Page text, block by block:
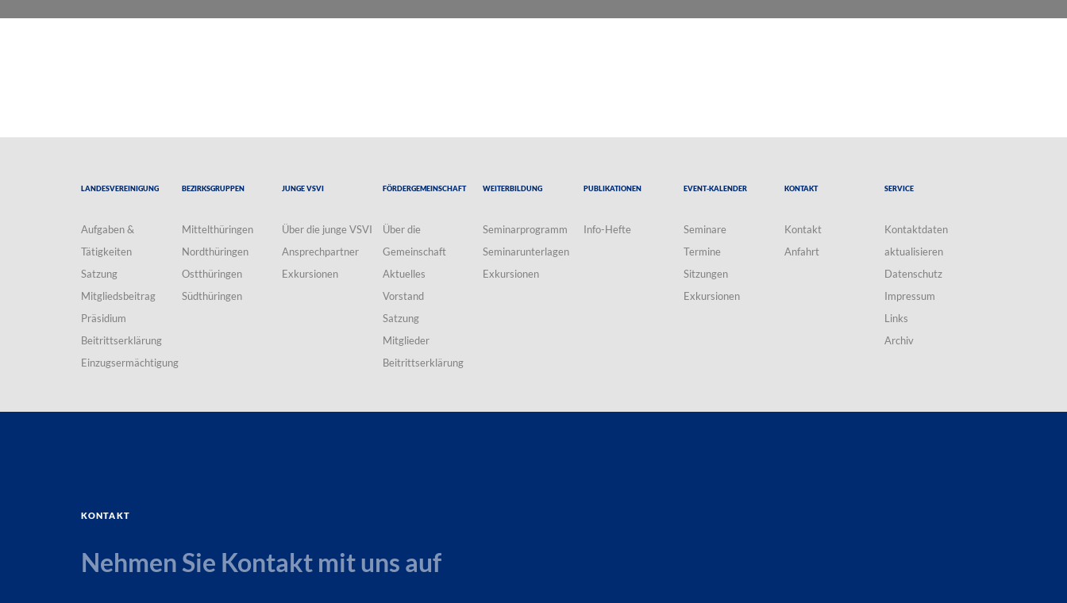
Landesvereinigung
Aufgaben &
Tätigkeiten
Satzung
Mitgliedsbeitrag
Präsidium
Beitrittserklärung
Einzugsermächtigung
Bezirksgruppen
Mittelthüringen
Nordthüringen
Ostthüringen
Südthüringen
Junge VSVI
Über die junge VSVI
Ansprechpartner
Exkursionen
Fördergemeinschaft
Über die
Gemeinschaft
Aktuelles
Vorstand
Satzung
Mitglieder
Beitrittserklärung
Weiterbildung
Seminarprogramm
Seminarunterlagen
Exkursionen
Publikationen
Info-Hefte
Event-Kalender
Seminare
Termine
Sitzungen
Exkursionen
Kontakt
Kontakt
Anfahrt
Service
Kontaktdaten
aktualisieren
Datenschutz
Impressum
Links
Archiv
Kontakt
Nehmen Sie Kontakt mit uns auf